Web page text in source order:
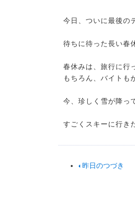
今日、ついに最後の
待ちに待った長い
春休みは、旅行に行
もちろん、バイトも
今、珍しく雪が降っ
すごくスキーに行
昨日のつづき